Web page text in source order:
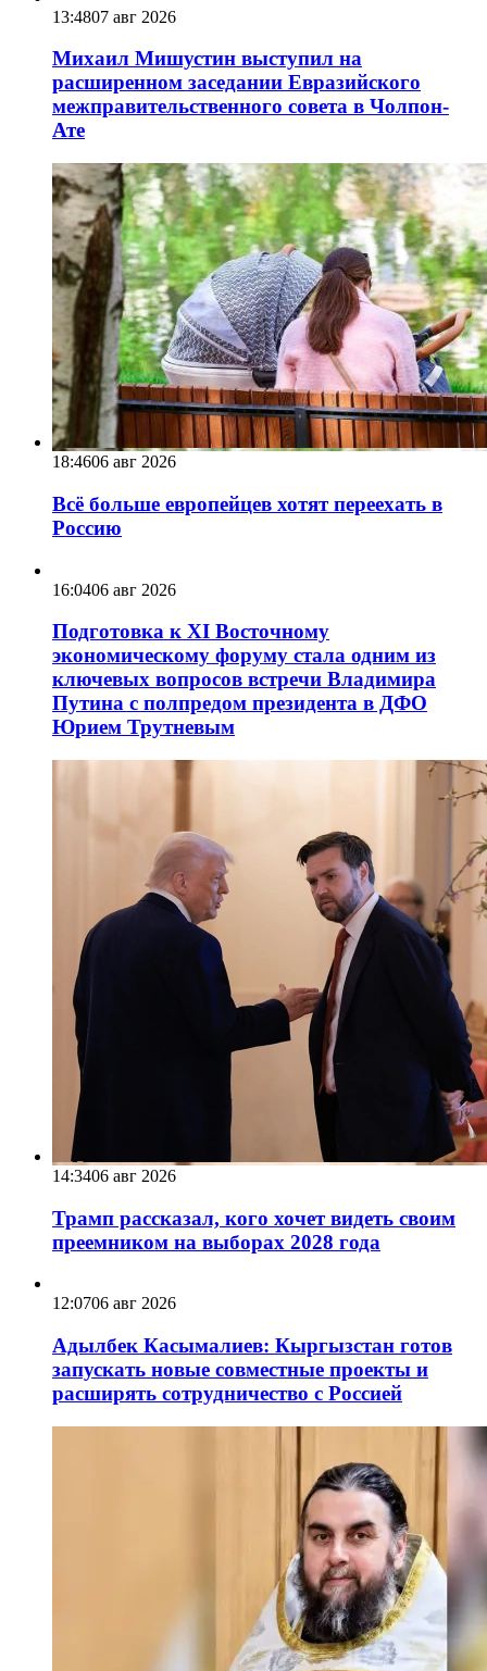
13:4807 авг 2026
Михаил Мишустин выступил на
расширенном заседании Евразийского
межправительственного совета в Чолпон-
Ате
18:4606 авг 2026
Всё больше европейцев хотят переехать в
Россию
16:0406 авг 2026
Подготовка к XI Восточному
экономическому форуму стала одним из
ключевых вопросов встречи Владимира
Путина с полпредом президента в ДФО
Юрием Трутневым
14:3406 авг 2026
Трамп рассказал, кого хочет видеть своим
преемником на выборах 2028 года
12:0706 авг 2026
Адылбек Касымалиев: Кыргызстан готов
запускать новые совместные проекты и
расширять сотрудничество с Россией